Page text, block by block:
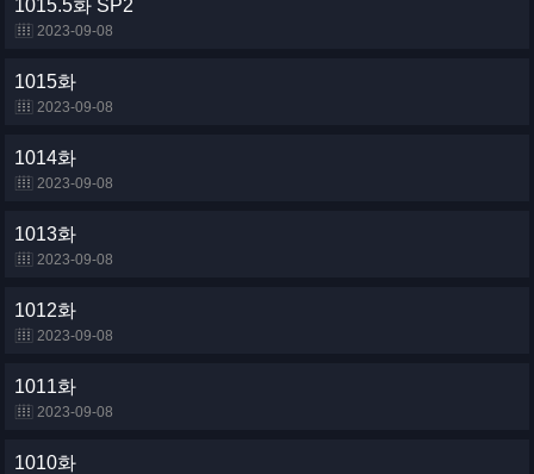
1015.5화 SP2
2023-09-08
1015화
2023-09-08
1014화
2023-09-08
1013화
2023-09-08
1012화
2023-09-08
1011화
2023-09-08
1010화